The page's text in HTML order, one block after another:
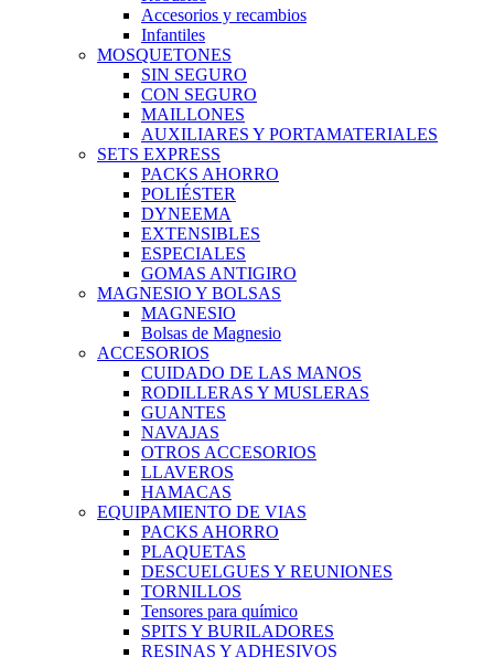
Accesorios y recambios
Infantiles
MOSQUETONES
SIN SEGURO
CON SEGURO
MAILLONES
AUXILIARES Y PORTAMATERIALES
SETS EXPRESS
PACKS AHORRO
POLIÉSTER
DYNEEMA
EXTENSIBLES
ESPECIALES
GOMAS ANTIGIRO
MAGNESIO Y BOLSAS
MAGNESIO
Bolsas de Magnesio
ACCESORIOS
CUIDADO DE LAS MANOS
RODILLERAS Y MUSLERAS
GUANTES
NAVAJAS
OTROS ACCESORIOS
LLAVEROS
HAMACAS
EQUIPAMIENTO DE VIAS
PACKS AHORRO
PLAQUETAS
DESCUELGUES Y REUNIONES
TORNILLOS
Tensores para químico
SPITS Y BURILADORES
RESINAS Y ADHESIVOS